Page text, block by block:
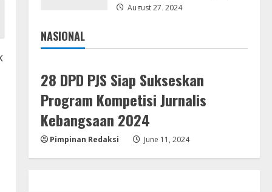
August 27, 2024
NASIONAL
Jakarta
28 DPD PJS Siap Sukseskan
Program Kompetisi Jurnalis
Kebangsaan 2024
Pimpinan Redaksi June 11, 2024